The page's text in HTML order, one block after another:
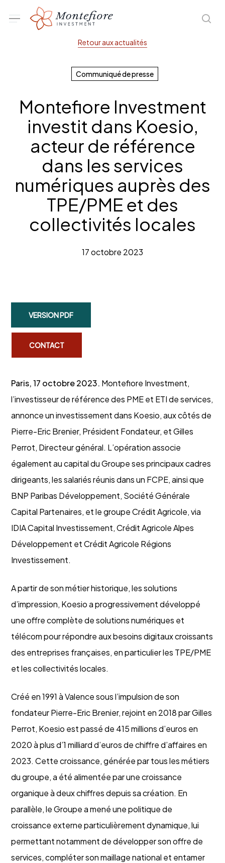
Menu
Retour aux actualités
Communiqué de presse
Montefiore Investment
investit dans Koesio,
acteur de référence
dans les services
numériques auprès des
TPE/PME et des
collectivités locales
17 octobre 2023
VERSION PDF
CONTACT
Paris, 17 octobre 2023. Montefiore Investment,
l’investisseur de référence des PME et ETI de services,
annonce un investissement dans Koesio, aux côtés de
Pierre-Eric Brenier, Président Fondateur, et Gilles
Perrot, Directeur général. L’opération associe
également au capital du Groupe ses principaux cadres
dirigeants, les salariés réunis dans un FCPE, ainsi que
BNP Paribas Développement, Société Générale
Capital Partenaires, et le groupe Crédit Agricole, via
IDIA Capital Investissement, Crédit Agricole Alpes
Développement et Crédit Agricole Régions
Investissement.
A partir de son métier historique, les solutions
d’impression, Koesio a progressivement développé
une offre complète de solutions numériques et
télécom pour répondre aux besoins digitaux croissants
des entreprises françaises, en particulier les TPE/PME
et les collectivités locales.
Créé en 1991 à Valence sous l’impulsion de son
fondateur Pierre-Eric Brenier, rejoint en 2018 par Gilles
Perrot, Koesio est passé de 415 millions d’euros en
2020 à plus d’1 milliard d’euros de chiffre d’affaires en
2023. Cette croissance, générée par tous les métiers
du groupe, a été alimentée par une croissance
organique à deux chiffres depuis sa création. En
parallèle, le Groupe a mené une politique de
croissance externe particulièrement dynamique, lui
permettant notamment de développer son offre de
services, compléter son maillage national et entamer